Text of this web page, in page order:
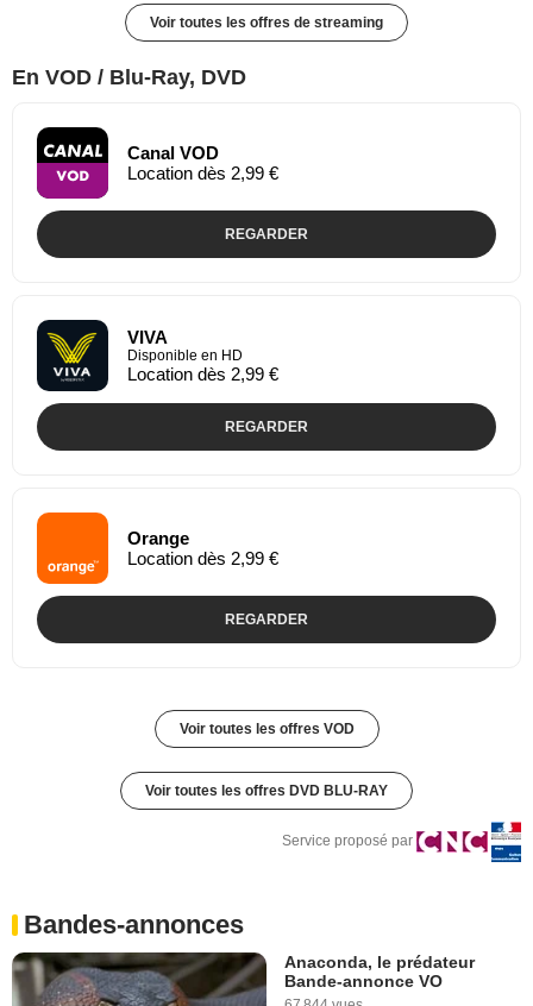
Voir toutes les offres de streaming
En VOD / Blu-Ray, DVD
Canal VOD
Location dès 2,99 €
REGARDER
VIVA
Disponible en HD
Location dès 2,99 €
REGARDER
Orange
Location dès 2,99 €
REGARDER
Voir toutes les offres VOD
Voir toutes les offres DVD BLU-RAY
Service proposé par
Bandes-annonces
Anaconda, le prédateur
Bande-annonce VO